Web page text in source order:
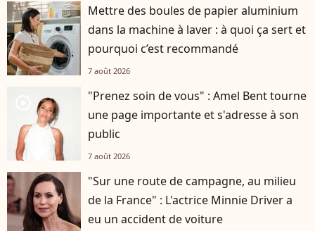
Mettre des boules de papier aluminium
dans la machine à laver : à quoi ça sert et
pourquoi c’est recommandé
7 août 2026
"Prenez soin de vous" : Amel Bent tourne
une page importante et s'adresse à son
public
7 août 2026
"Sur une route de campagne, au milieu
de la France" : L'actrice Minnie Driver a
eu un accident de voiture